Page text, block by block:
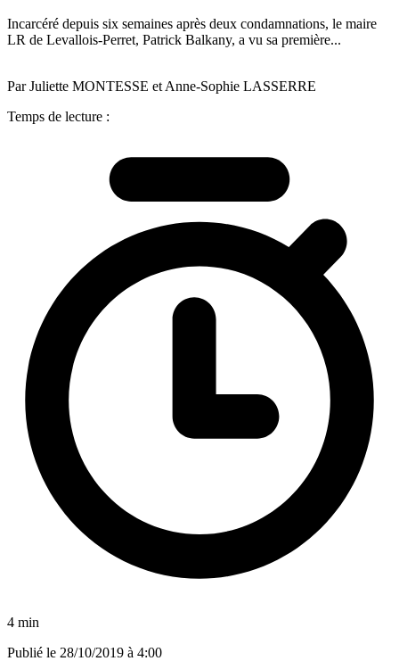
Incarcéré depuis six semaines après deux condamnations, le maire
LR de Levallois-Perret, Patrick Balkany, a vu sa première...
Par Juliette MONTESSE et Anne-Sophie LASSERRE
Temps de lecture :
4 min
Publié le 28/10/2019 à 4:00